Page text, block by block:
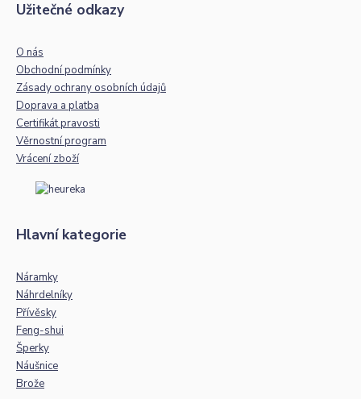
Užitečné odkazy
O nás
Obchodní podmínky
Zásady ochrany osobních údajů
Doprava a platba
Certifikát pravosti
Věrnostní program
Vrácení zboží
Hlavní kategorie
Náramky
Náhrdelníky
Přívěsky
Feng-shui
Šperky
Náušnice
Brože